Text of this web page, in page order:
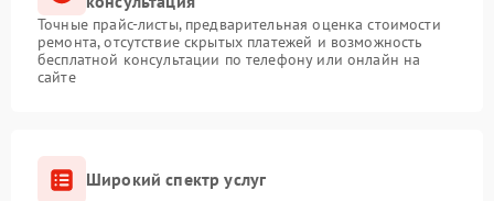
Точные прайс-листы, предварительная оценка стоимости
ремонта, отсутствие скрытых платежей и возможность
бесплатной консультации по телефону или онлайн на
сайте
Широкий спектр услуг